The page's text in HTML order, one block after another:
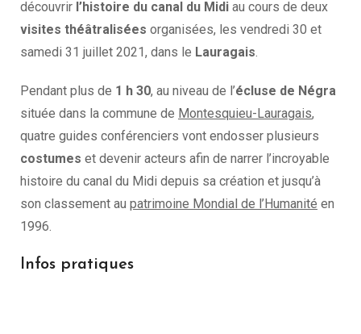
découvrir l’histoire du canal du Midi au cours de deux
visites théâtralisées organisées, les vendredi 30 et
samedi 31 juillet 2021, dans le Lauragais.
Pendant plus de 1 h 30, au niveau de l’écluse de Négra
située dans la commune de Montesquieu-Lauragais,
quatre guides conférenciers vont endosser plusieurs
costumes et devenir acteurs afin de narrer l’incroyable
histoire du canal du Midi depuis sa création et jusqu’à
son classement au patrimoine Mondial de l’Humanité en
1996.
Infos pratiques